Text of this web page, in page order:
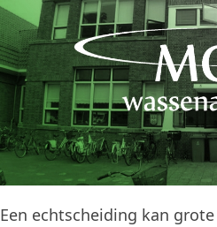
Een echtscheiding kan